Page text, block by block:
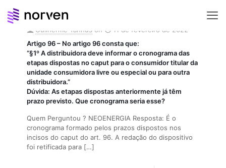
Guilherme Tannus on
11 de fevereiro de 2022
Artigo 96 – No artigo 96 consta que:
“§1º A distribuidora deve informar o cronograma das
etapas dispostas no caput para o consumidor titular da
unidade consumidora livre ou especial ou para outra
distribuidora.”
Dúvida: As etapas dispostas anteriormente já têm
prazo previsto. Que cronograma seria esse?
Quem Perguntou ? NEOENERGIA Resposta: É o
cronograma formado pelos prazos dispostos nos
incisos do caput do art. 96. A redação do dispositivo
foi retificada para […]